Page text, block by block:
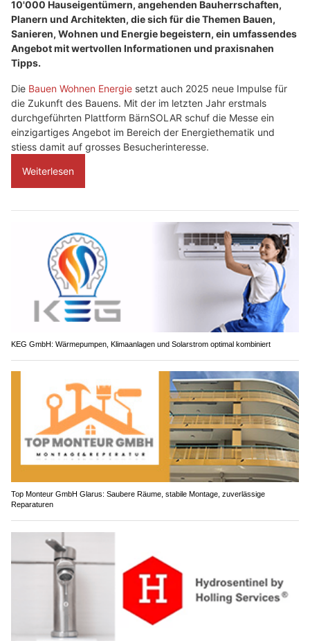
10'000 Hauseigentümern, angehenden Bauherrschaften,
Planern und Architekten, die sich für die Themen Bauen,
Sanieren, Wohnen und Energie begeistern, ein umfassendes
Angebot mit wertvollen Informationen und praxisnahen
Tipps.
Die Bauen Wohnen Energie setzt auch 2025 neue Impulse für
die Zukunft des Bauens. Mit der im letzten Jahr erstmals
durchgeführten Plattform BärnSOLAR schuf die Messe ein
einzigartiges Angebot im Bereich der Energiethematik und
stiess damit auf grosses Besucherinteresse.
Weiterlesen
KEG GmbH: Wärmepumpen, Klimaanlagen und Solarstrom optimal kombiniert
Top Monteur GmbH Glarus: Saubere Räume, stabile Montage, zuverlässige
Reparaturen